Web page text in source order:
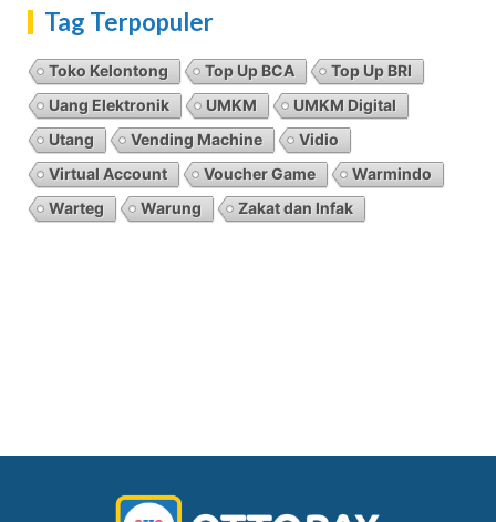
Tag Terpopuler
Toko Kelontong Top Up BCA
Top Up BRI
Uang Elektronik
UMKM
UMKM Digital
Utang
Vending Machine
Vidio
Virtual Account
Voucher Game
Warmindo
Warteg
Warung Zakat dan Infak